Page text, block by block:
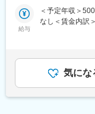
■働き方：
◎完全在宅勤務
（自分の業務が
量の大きい働き
※現在、関東関
新薬承認申請に
貫して関与し、
性質ならびに製
企画の設定
給与
＜予定年収＞
なし＜賃金内訳
安の金額であり
(月額)は固定手
気にな